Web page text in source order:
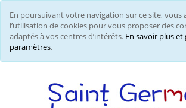
En poursuivant votre navigation sur ce site, vous
l’utilisation de cookies pour vous proposer des
adaptés à vos centres d’intérêts. En savoir plus et
paramètres.